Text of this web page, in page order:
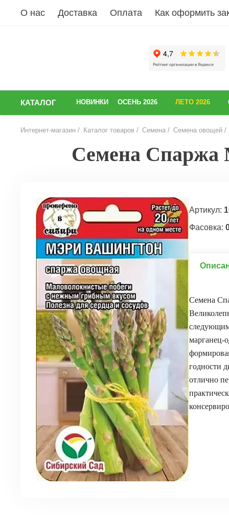
О нас Доставка Оплата Как оформить
КАТАЛОГ НОВИНКИ ОСЕНЬ 2026 ЛЕТО 2026
Интернет-магазин Каталог товаров Семена Семена овощей
Семена Спаржа
Артикул:
Фасовка:
Семена
марганец-
годности
отлично